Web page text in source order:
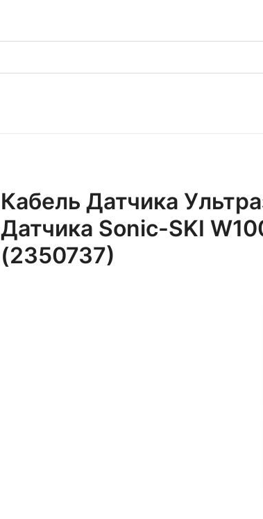
Кабель Датчика
Датчика Sonic-SKI
(2350737)